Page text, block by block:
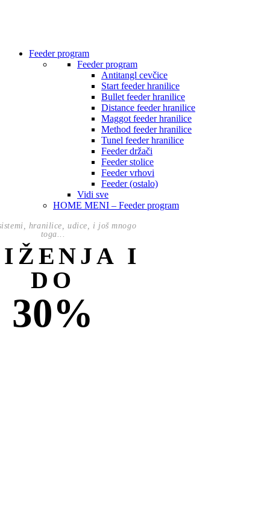
Feeder program
Feeder program
Antitangl cevčice
Start feeder hranilice
Bullet feeder hranilice
Distance feeder hranilice
Maggot feeder hranilice
Method feeder hranilice
Tunel feeder hranilice
Feeder držači
Feeder stolice
Feeder vrhovi
Feeder (ostalo)
Vidi sve
HOME MENI – Feeder program
hranilice, udice, i još mnogo
toga...
I
DO
30%